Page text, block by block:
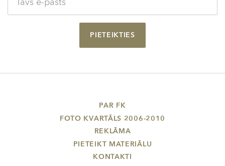
PIETEIKTIES
PAR FK
FOTO KVARTĀLS 2006-2010
REKLĀMA
PIETEIKT MATERIĀLU
KONTAKTI